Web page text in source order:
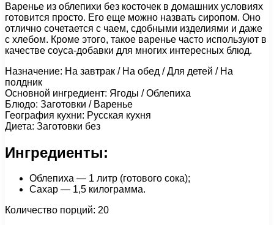
Варенье из облепихи без косточек в домашних условиях
готовится просто. Его еще можно назвать сиропом. Оно
отлично сочетается с чаем, сдобными изделиями и даже
с хлебом. Кроме этого, такое варенье часто используют в
качестве соуса-добавки для многих интересных блюд.
Назначение: На завтрак / На обед / Для детей / На
полдник
Основной ингредиент: Ягоды / Облепиха
Блюдо: Заготовки / Варенье
География кухни: Русская кухня
Диета: Заготовки без
Ингредиенты:
Облепиха — 1 литр (готового сока);
Сахар — 1,5 килограмма.
Количество порций: 20